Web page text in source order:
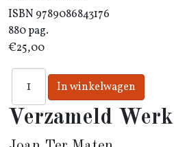
ISBN 9789086843176
880 pag.
€25,00
Verzameld Werk